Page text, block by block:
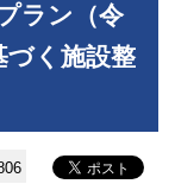
ラン（令
づく施設整